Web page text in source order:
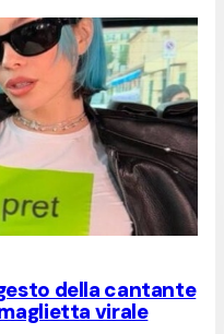
della cantante
virale